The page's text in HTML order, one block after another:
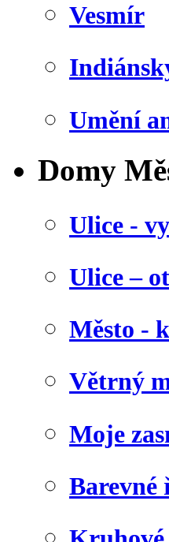
Vesmír
Umění
Domy
Ulice -
Ulice –
Město -
Větrný
Moje
Barevné